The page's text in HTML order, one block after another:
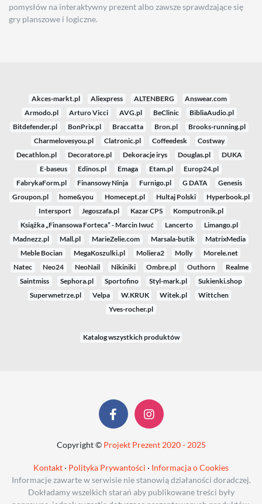
pomysłów na interaktywny prezent albo zawsze sprawdzające się
gry planszowe i logiczne.
Akces-markt.pl Aliexpress ALTENBERG
Answear.com
Armodo.pl
Arturo Vicci AVG.pl BeClinic
BibliaAudio.pl
Bitdefender.pl
BonPrix.pl Braccatta Bron.pl
Brooks-running.pl
Charmelovesyou.pl
Clatronic.pl Coffeedesk
Costway
Decathlon.pl
Decoratore.pl Dekoracje irys Douglas.pl
DUKA
E-baseus
Edinos.pl Emaga Etam.pl
Europ24.pl
FabrykaForm.pl
Finansowy Ninja Furnigo.pl G DATA
Genesis
Groupon.pl
home&you Homecept.pl Hultaj Polski
Hyperbook.pl
Intersport
Jegoszafa.pl Kazar CPS
Komputronik.pl
Książka „Finansowa Forteca” - Marcin Iwuć
Lancerto
Limango.pl
Madnezz.pl
Mall.pl MarieZelie.com Marsala-butik
MatrixMedia
Meble Bocian
MegaKoszulki.pl Moliera2 Molly
Morele.net
Natec
Neo24 NeoNail Nikiniki Ombre.pl Outhorn
Realme
Saintmiss
Sephora.pl Sportofino Styl-mark.pl
Sukienki.shop
Superwnetrze.pl
Velpa W.KRUK Witek.pl
Wittchen
Yves-rocher.pl
Katalog wszystkich produktów
Copyright © Projekt Prezent 2020 - 2025
Kontakt · Polityka Prywantości · Informacja o Cookies
Informacje zawarte w serwisie nie stanowią działaności doradczej.
Dokładamy wszelkich starań aby publikowane treści były